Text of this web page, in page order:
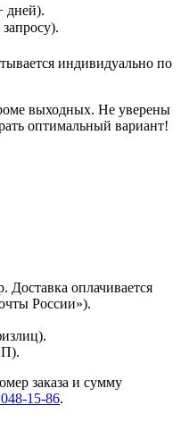
дней).
индивидуально по
выходных. Не уверены
оптимальный вариант!
Доставка оплачивается
России»).
заказа и сумму
15-86.